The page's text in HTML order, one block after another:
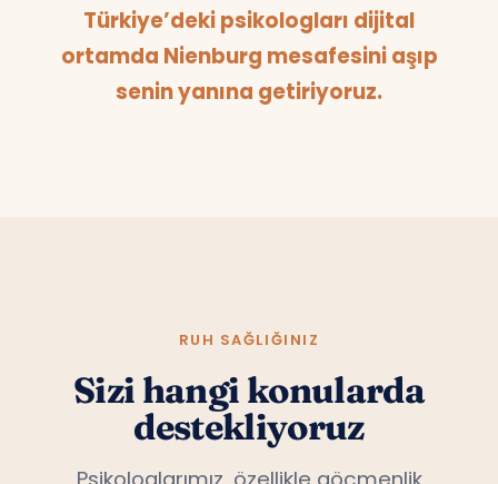
Türkiye’deki psikologları dijital
ortamda Nienburg mesafesini aşıp
senin yanına getiriyoruz.
RUH SAĞLIĞINIZ
Sizi hangi konularda
destekliyoruz